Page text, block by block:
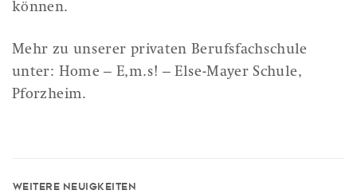
können.
Mehr zu unserer privaten Berufsfachschule
unter: Home – E,m.s! – Else-Mayer Schule,
Pforzheim.
Weitere Neuigkeiten